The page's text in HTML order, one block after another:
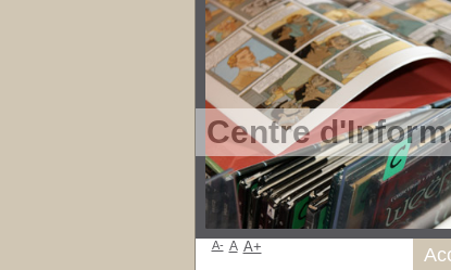
Centre
A- A A+